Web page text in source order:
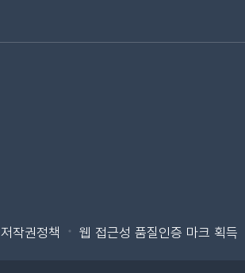
저작권정책 웹 접근성 품질인증 마크 획득